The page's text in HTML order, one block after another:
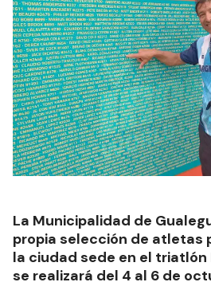
La Municipalidad de
propia selección de atletas
la ciudad sede en el triatlón
se realizará del 4 al 6 de